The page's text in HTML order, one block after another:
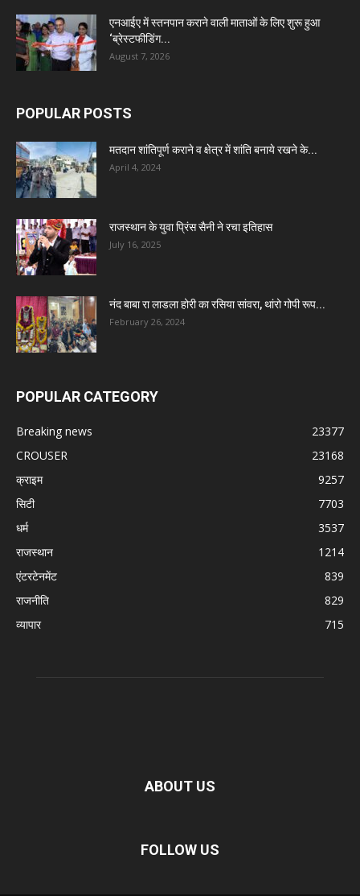
एनआईए में स्तनपान कराने वाली माताओं के लिए शुरू हुआ
‘ब्रेस्टफीडिंग...
August 7, 2026
POPULAR POSTS
मतदान शांतिपूर्ण कराने व क्षेत्र में शांति बनाये रखने के...
April 4, 2024
राजस्थान के युवा प्रिंस सैनी ने रचा इतिहास
July 16, 2025
नंद बाबा रा लाडला होरी का रसिया सांवरा, थांरो गोपी रूप...
February 26, 2024
POPULAR CATEGORY
Breaking news
23377
CROUSER
23168
क्राइम
9257
सिटी
7703
धर्म
3537
राजस्थान
1214
एंटरटेनमेंट
839
राजनीति
829
व्यापार
715
ABOUT US
FOLLOW US